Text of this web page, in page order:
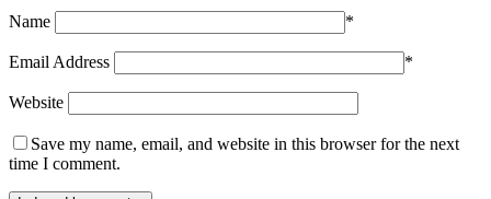
Name *
Email Address *
Website
Save my name, email, and website in this browser for the next
time I comment.